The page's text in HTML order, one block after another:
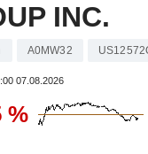
INC.
A0MW32
07.08.2026
%